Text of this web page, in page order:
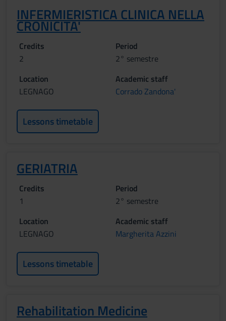
INFERMIERISTICA CLINICA NELLA
CRONICITA'
Credits
2
Period
2° semestre
Location
LEGNAGO
Academic staff
Corrado Zandona'
Lessons timetable
GERIATRIA
Credits
1
Period
2° semestre
Location
LEGNAGO
Academic staff
Margherita Azzini
Lessons timetable
Rehabilitation Medicine